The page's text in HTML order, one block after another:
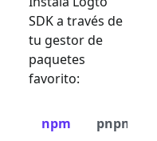
SDK a través de
tu gestor de
paquetes
favorito:
npm pnpm